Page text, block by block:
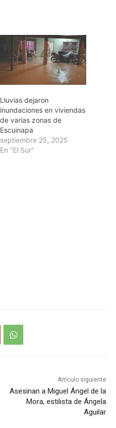
Lluvias dejaron
inundaciones en viviendas
de varias zonas de
Escuinapa
septiembre 25, 2025
En "El Sur"
Artículo siguiente
Asesinan a Miguel Ángel de la
Mora, estilista de Ángela
Aguilar